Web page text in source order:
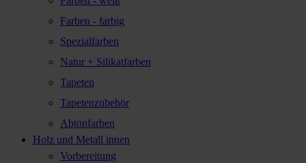
Farben - farbig
Spezialfarben
Natur + Silikatfarben
Tapeten
Tapetenzubehör
Abtönfarben
Holz und Metall innen
Vorbereitung